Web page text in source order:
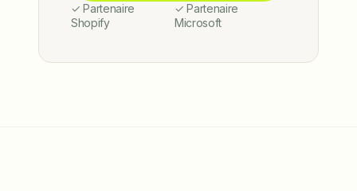
✓ Partenaire
Shopify
✓ Partenaire
Microsoft